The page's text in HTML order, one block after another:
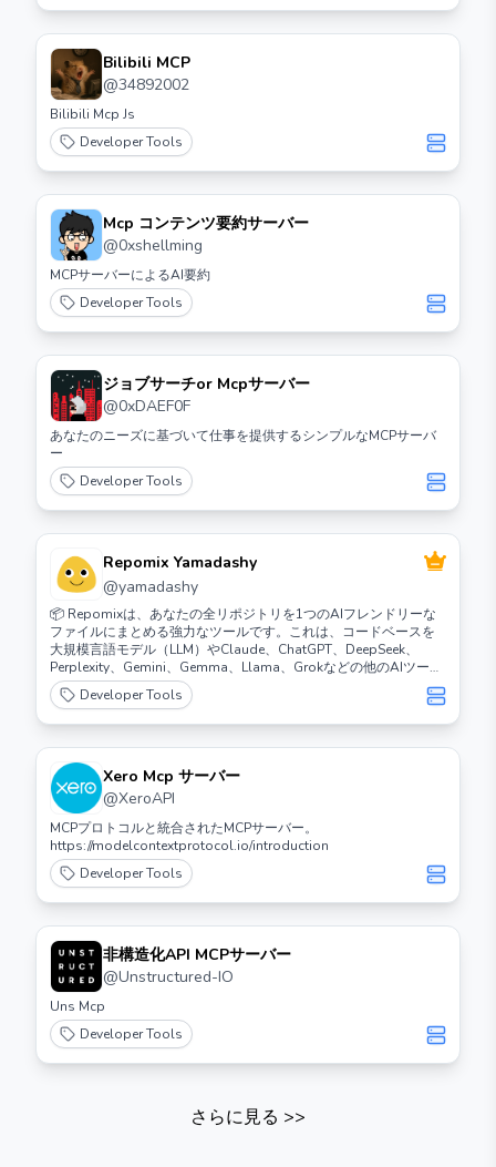
Bilibili MCP
@34892002
Bilibili Mcp Js
Developer Tools
Mcp コンテンツ要約サーバー
@0xshellming
MCPサーバーによるAI要約
Developer Tools
ジョブサーチor Mcpサーバー
@0xDAEF0F
あなたのニーズに基づいて仕事を提供するシンプルなMCPサーバ
ー
Developer Tools
Repomix Yamadashy
@yamadashy
📦 Repomixは、あなたの全リポジトリを1つのAIフレンドリーな
ファイルにまとめる強力なツールです。これは、コードベースを
大規模言語モデル（LLM）やClaude、ChatGPT、DeepSeek、
Perplexity、Gemini、Gemma、Llama、Grokなどの他のAIツール
に提供する必要があるときに最適です。
Developer Tools
Xero Mcp サーバー
@XeroAPI
MCPプロトコルと統合されたMCPサーバー。
https://modelcontextprotocol.io/introduction
Developer Tools
非構造化API MCPサーバー
@Unstructured-IO
Uns Mcp
Developer Tools
さらに見る >>